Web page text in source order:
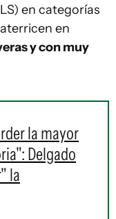
en categorías
en
y con muy
la mayor
Delgado
la